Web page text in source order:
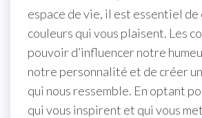
espace de vie, il est essentiel de
couleurs qui vous plaisent. Les
pouvoir d’influencer notre
notre personnalité et de créer
qui nous ressemble. En optant
qui vous inspirent et qui vous